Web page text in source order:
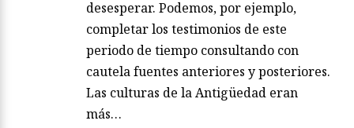
desesperar. Podemos, por ejemplo,
completar los testimonios de este
periodo de tiempo consultando con
cautela fuentes anteriores y posteriores.
Las culturas de la Antigüedad eran
más…